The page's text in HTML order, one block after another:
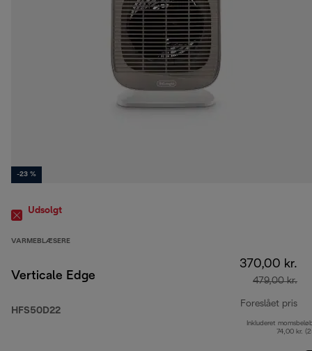
-23 %
Udsolgt
VARMEBLÆSERE
Verticale Edge
HFS50D22
370,00 kr.
479,00 kr.
Foreslået pris
Inkluderet
74,00 kr.